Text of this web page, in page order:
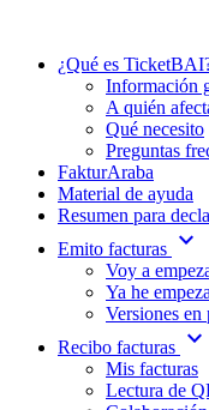
¿Qué es
Información
A quién
Qué necesito
Preguntas
FakturAraba
Material de ayuda
Resumen para
Emito facturas expand_more
Voy a
Ya he
Versiones en
Recibo facturas expand_more
Mis facturas
Lectura de